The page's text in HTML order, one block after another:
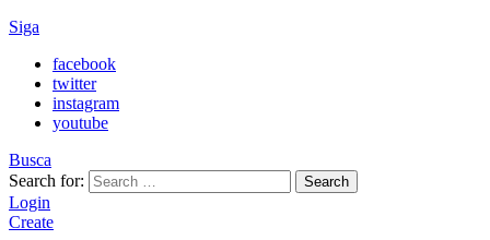
Siga
facebook
twitter
instagram
youtube
Busca
Search for:
Search
Login
Create